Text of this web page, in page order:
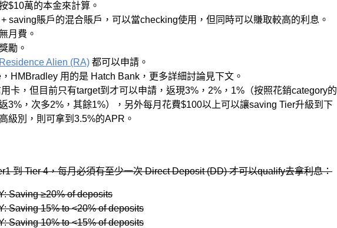
$10萬的本金來計算。
saving賬戶的混合賬戶，可以當checking使用，但同時可以賺取較高的利息。
月費。
勵。
Residence Alien (RA) 都可以申請。
HMBradley 用的是 Hatch Bank，更多詳細討論見下文。
卡，但目前只有target到才可以申請，返現3%，2%，1%（按照花銷category的
3%，次多2%，其餘1%），另外每月花費$100以上可以讓saving Tier升級到下
級別，則可拿到3.5%的APR。
到 Tier 4，每月必須有至少一次 Direct Deposit (DD) 才可以qualify去拿利息：
Saving ≥20% of deposits
Saving 15% to <20% of deposits
Saving 10% to <15% of deposits